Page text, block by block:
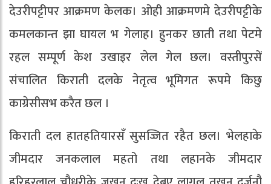
देउरीपट्टीपर आक्रमण केलक। ओही आक्रमणमे देउरीपट्टीके
कमलकान्त झा घायल भ गेलाह। हुनकर छाती तथा पेटमे
रहल सम्पूर्ण केश उखाइर लेल गेल छल। वस्तीपुरसें
संचालित किराती दलके नेतृत्व भूमिगत रूपमे किछु
काग्रेसीसभ करैत छल ।
किराती दल हातहतियारसँ सुसज्जित रहैत छल। भेलहाके
जीमदार जनकलाल महतो तथा लहानके जीमदार